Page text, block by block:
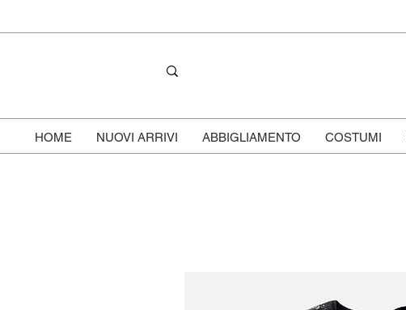
HOME NUOVI ARRIVI ABBIGLIAMENTO COSTUMI